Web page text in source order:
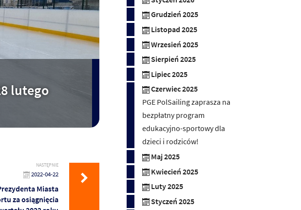
lutego
NASTĘPNIE
2022-04-22
Miasta
za osiągnięcia
Grudzień 2025
Listopad 2025
Wrzesień 2025
Sierpień 2025
Lipiec 2025
Czerwiec 2025
PGE PolSailing zaprasza na
bezpłatny program
edukacyjno-sportowy dla
dzieci i rodziców!
Maj 2025
Kwiecień 2025
Luty 2025
Styczeń 2025